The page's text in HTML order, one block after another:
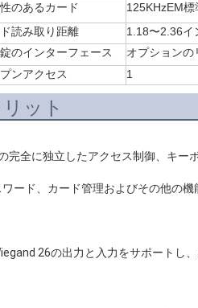
のあるカード
125KHzEM標
読み取り距離
1.18〜2.36イ
のインターフェース
オプションの
ンアクセス
1
ット
完全に独立したアクセス制御、キー
ード、カード管理およびその他の機
26の出力と入力をサポートし